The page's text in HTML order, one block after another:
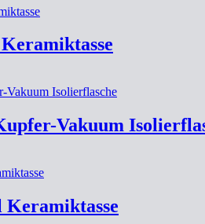
Vakuum
Keramiktasse